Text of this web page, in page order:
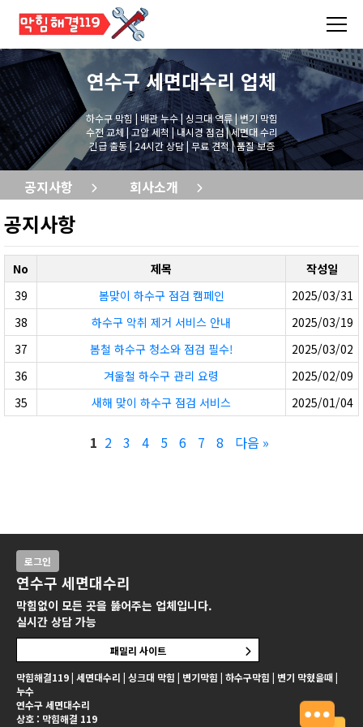
연수구 세면대수리업체
하수구 막힘 | 배관 누수 | 싱크대 역류 | 변기 막힘
수전 교체 | 고압 세척 | 내시경 점검 | 세면대 수리
긴급 출동 | 24시간 상담 | 무료 견적 | 품질 보증
공지사항 회사소개
공지사항
No 제목
작성일
39
봄맞이 하수구 점검 캠페인
2025/03/31
38
하수구 악취 제거 서비스 안내
2025/03/19
37
봄철 하수구 청소와 점검 필수!
2025/03/02
36
겨울철 하수구 관리 요령
2025/02/09
35
새해 맞이 하수구 점검 서비스 2025/01/04
1 2 3 4 5 6 7 8 다음 »
막힘해결119 | 세면대수리 | 싱크대 막힘 | 변기막힘 | 하수구막힘 | 변기 막혔을때 |
누수
연수구 세면대수리
상호 : 막힘해결 119
로그인
연수구 세면대수리
막힘없이 모든 곳을 뚫어주는 업체입니다.
실시간 상담 가능
패밀리 사이트